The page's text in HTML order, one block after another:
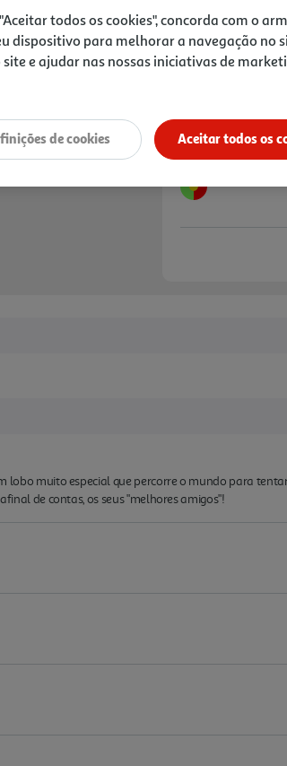
8,99 €
Notas de
lobo muito especial que percorre o mundo para
de contas, os seus "melhores amigos"!
todos os cookies", concorda com o
dispositivo para melhorar a navegação no
e ajudar nas nossas iniciativas de
Aceitar todos os
de cookies